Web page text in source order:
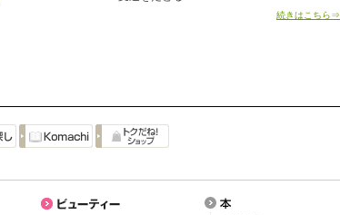
続きはこちら⇒